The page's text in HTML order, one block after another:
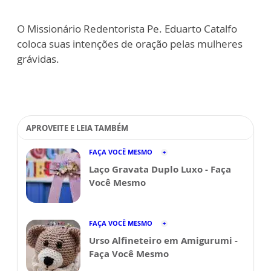
O Missionário Redentorista Pe. Eduarto Catalfo
coloca suas intenções de oração pelas mulheres
grávidas.
APROVEITE E LEIA TAMBÉM
FAÇA VOCÊ MESMO
Laço Gravata Duplo Luxo - Faça
Você Mesmo
FAÇA VOCÊ MESMO
Urso Alfineteiro em Amigurumi -
Faça Você Mesmo